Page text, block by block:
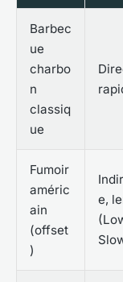
Barbec
ue
charbo
n
classiq
ue
Fumoir
améric
ain
(offset
)
e,